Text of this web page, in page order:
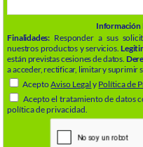
Información
Finalidades: Responder a sus
nuestros productos y servicios.
están previstas cesiones de datos.
a acceder, rectificar, limitar y suprimir
AceptoAviso Legal y Política de
Acepto el tratamiento de datos
política de privacidad.